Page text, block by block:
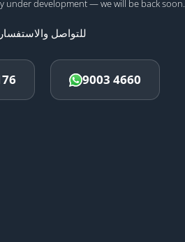
under development — we will be back soon.
للتواصل والاستفسار
9003 4660